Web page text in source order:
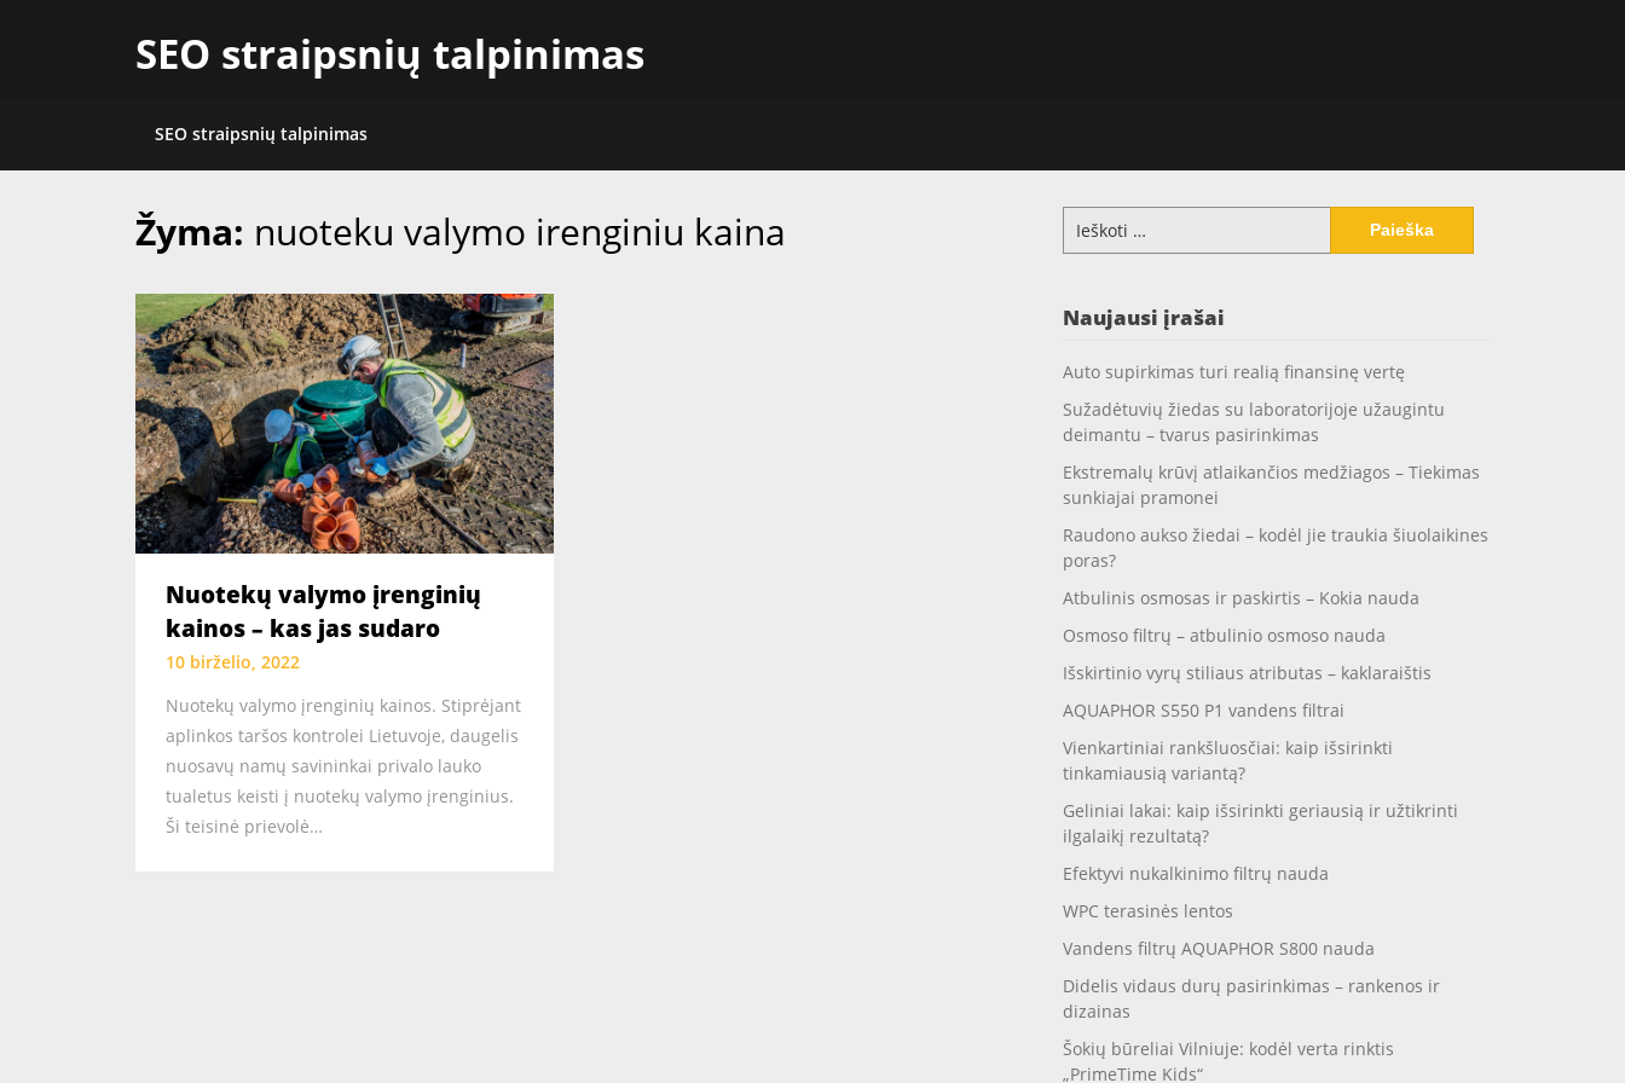
SEO straipsnių talpinimas
SEO straipsnių talpinimas
Žyma: nuoteku valymo irenginiu kaina
Nuotekų valymo įrenginių
kainos – kas jas sudaro
10 birželio, 2022
Nuotekų valymo įrenginių kainos. Stiprėjant
aplinkos taršos kontrolei Lietuvoje, daugelis
nuosavų namų savininkai privalo lauko
tualetus keisti į nuotekų valymo įrenginius.
Ši teisinė prievolė…
Ieškoti:
Naujausi įrašai
Auto supirkimas turi realią finansinę vertę
Sužadėtuvių žiedas su laboratorijoje užaugintu
deimantu – tvarus pasirinkimas
Ekstremalų krūvį atlaikančios medžiagos – Tiekimas
sunkiajai pramonei
Raudono aukso žiedai – kodėl jie traukia šiuolaikines
poras?
Atbulinis osmosas ir paskirtis – Kokia nauda
Osmoso filtrų – atbulinio osmoso nauda
Išskirtinio vyrų stiliaus atributas – kaklaraištis
AQUAPHOR S550 P1 vandens filtrai
Vienkartiniai rankšluosčiai: kaip išsirinkti
tinkamiausią variantą?
Geliniai lakai: kaip išsirinkti geriausią ir užtikrinti
ilgalaikį rezultatą?
Efektyvi nukalkinimo filtrų nauda
WPC terasinės lentos
Vandens filtrų AQUAPHOR S800 nauda
Didelis vidaus durų pasirinkimas – rankenos ir
dizainas
Šokių būreliai Vilniuje: kodėl verta rinktis
„PrimeTime Kids“